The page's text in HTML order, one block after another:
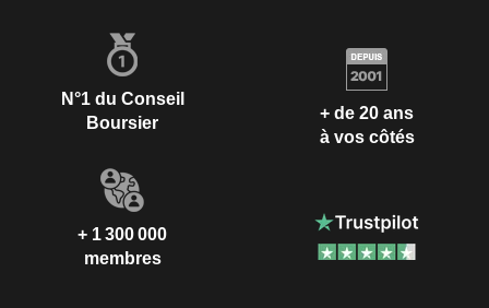
N°1 du Conseil
Boursier
+ de 20 ans
à vos côtés
+ 1 300 000
membres